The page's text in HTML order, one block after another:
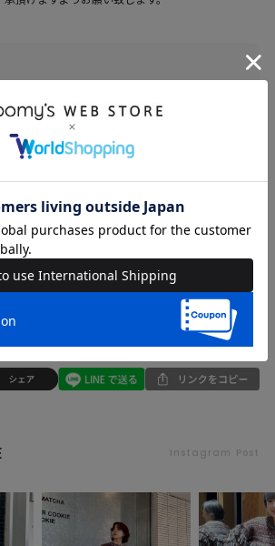
NAME
> トップス > ニット/セーター
リエステル-53%/アクリル-47%
(税込) （送料について）
フリンジニット
Instagram Post